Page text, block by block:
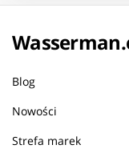
Blog
Nowości
Strefa marek